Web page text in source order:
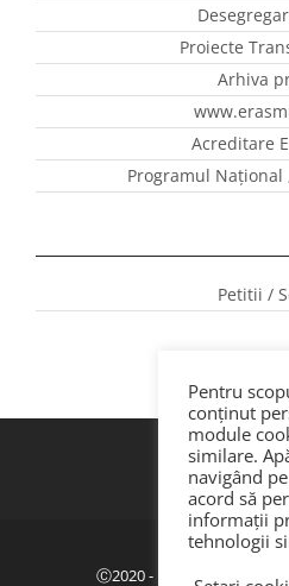
Proiecte
Arhiva
Acreditare
Programul Național
Petitii /
Politica de
Ⓒ2020 - ISJ Botoșani.
Pentru
conținut
module
similare.
navigând
acord să
informații
tehnologii